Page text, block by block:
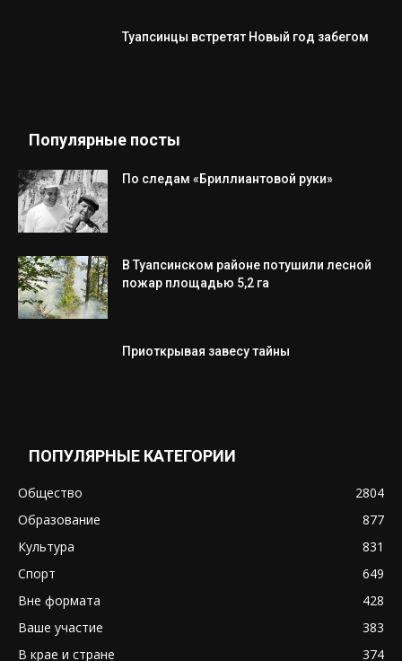
Туапсинцы встретят Новый год забегом
Популярные посты
По следам «Бриллиантовой руки»
В Туапсинском районе потушили лесной
пожар площадью 5,2 га
Приоткрывая завесу тайны
ПОПУЛЯРНЫЕ КАТЕГОРИИ
Общество
2804
Образование
877
Культура
831
Спорт
649
Вне формата
428
Ваше участие
383
В крае и стране
374